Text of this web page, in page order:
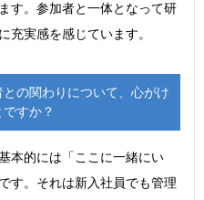
す。参加者と一体となって研
充実感を感じています。
の関わりについて、心がけ
すか？
本的には「ここに一緒にい
す。それは新入社員でも管理